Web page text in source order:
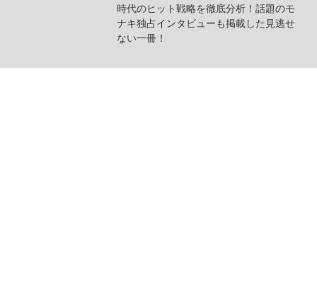
時代のヒット戦略を徹底分析！話題のモ
ナキ独占インタビューも掲載した見逃せ
ない一冊！